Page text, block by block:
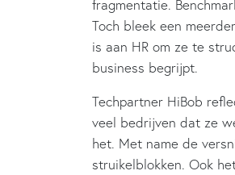
fragmentatie.
Toch bleek een
is aan HR om ze te
business begrijpt.
Techpartner HiBob
veel bedrijven dat ze
het. Met name de
struikelblokken. Ook